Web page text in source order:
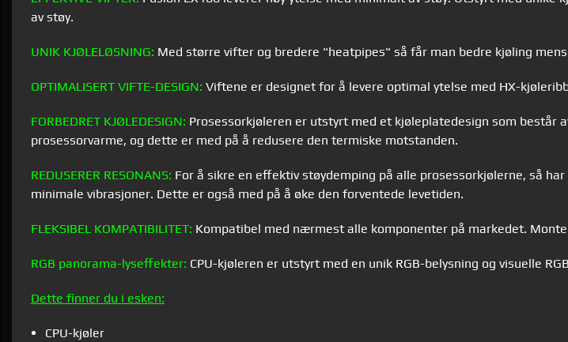
av støy.
UNIK KJØLELØSNING: Med større vifter og bredere "heatpipes" så får man bedre kjøling
OPTIMALISERT VIFTE-DESIGN: Viftene er designet for å levere optimal ytelse med HX-
FORBEDRET KJØLEDESIGN: Prosessorkjøleren er utstyrt med et kjøleplatedesign som
prosessorvarme, og dette er med på å redusere den termiske motstanden.
REDUSERER RESONANS: For å sikre en effektiv støydemping på alle prosessorkjølerne, så
minimale vibrasjoner. Dette er også med på å øke den forventede levetiden.
FLEKSIBEL KOMPATIBILITET: Kompatibel med nærmest alle komponenter på markedet.
RGB panorama-lyseffekter: CPU-kjøleren er utstyrt med en unik RGB-belysning og visuelle
Dette finner du i esken:
CPU-kjøler